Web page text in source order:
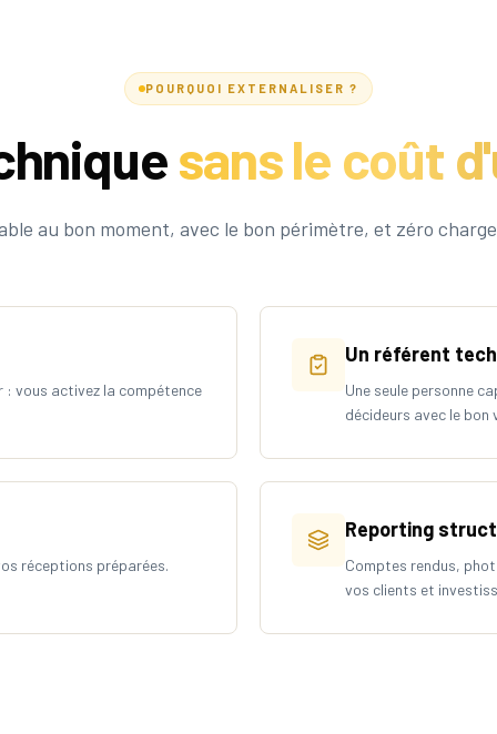
POURQUOI EXTERNALISER ?
sans le coût
au bon moment, avec le bon périmètre, et zéro
vous activez la compétence
Un référent
Une seule personne
décideurs avec le bon
réceptions préparées.
Reporting
Comptes rendus,
vos clients et